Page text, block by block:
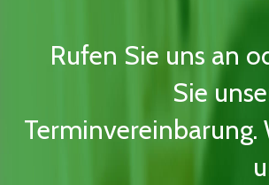
Rufen Sie uns an
Sie
Terminvereinbarung.